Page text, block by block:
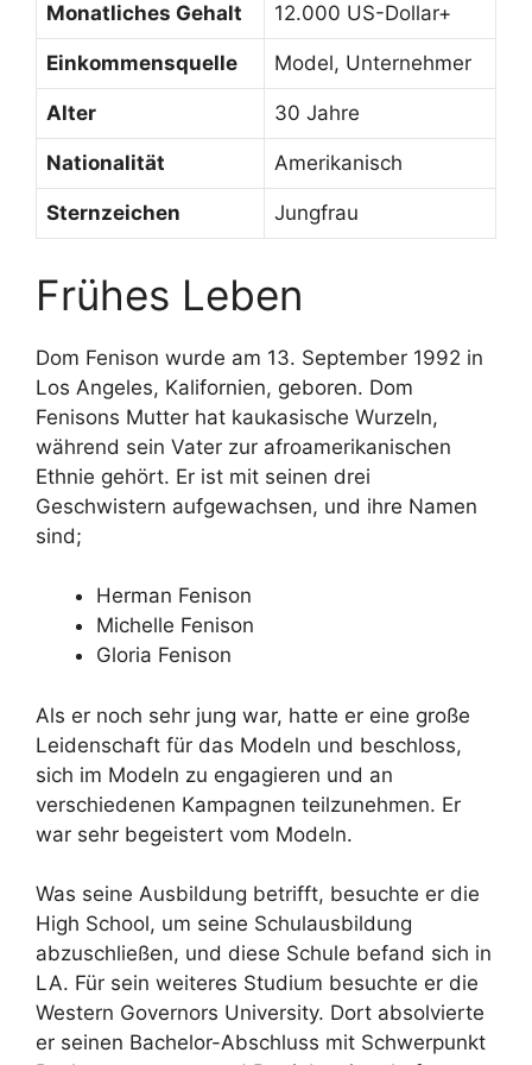
Monatliches Gehalt 12.000 US-Dollar+
Einkommensquelle Model, Unternehmer
Alter 30 Jahre
Nationalität Amerikanisch
Sternzeichen Jungfrau
Frühes Leben
Dom Fenison wurde am 13. September 1992 in
Los Angeles, Kalifornien, geboren. Dom
Fenisons Mutter hat kaukasische Wurzeln,
während sein Vater zur afroamerikanischen
Ethnie gehört. Er ist mit seinen drei
Geschwistern aufgewachsen, und ihre Namen
sind;
Herman Fenison
Michelle Fenison
Gloria Fenison
Als er noch sehr jung war, hatte er eine große
Leidenschaft für das Modeln und beschloss,
sich im Modeln zu engagieren und an
verschiedenen Kampagnen teilzunehmen. Er
war sehr begeistert vom Modeln.
Was seine Ausbildung betrifft, besuchte er die
High School, um seine Schulausbildung
abzuschließen, und diese Schule befand sich in
LA. Für sein weiteres Studium besuchte er die
Western Governors University. Dort absolvierte
er seinen Bachelor-Abschluss mit Schwerpunkt